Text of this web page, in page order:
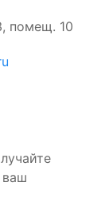
помещ. 10